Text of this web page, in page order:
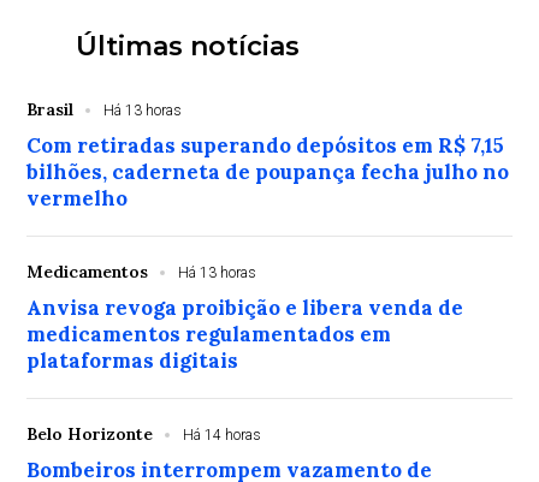
Últimas notícias
Brasil Há 13 horas
Com retiradas superando depósitos em R$ 7,15
bilhões, caderneta de poupança fecha julho no
vermelho
Medicamentos Há 13 horas
Anvisa revoga proibição e libera venda de
medicamentos regulamentados em
plataformas digitais
Belo Horizonte Há 14 horas
Bombeiros interrompem vazamento de